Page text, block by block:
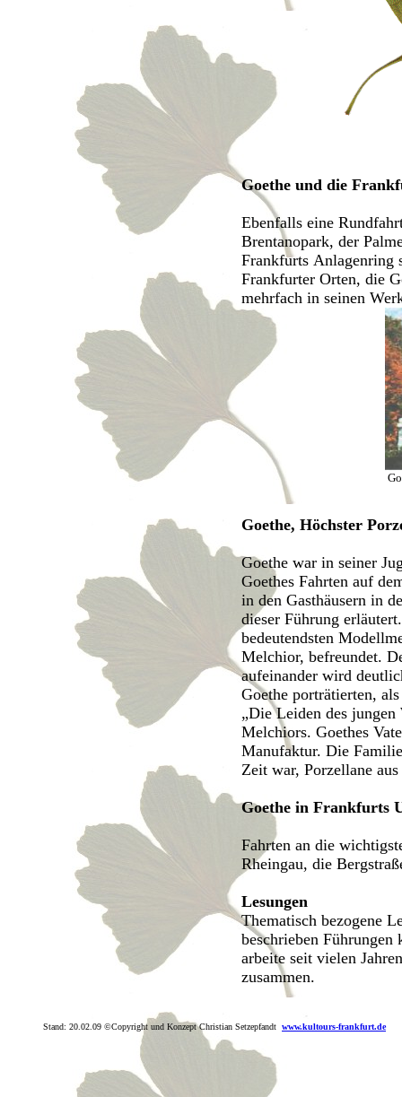
Goethe und die
Ebenfalls eine
Brentanopark, der
Frankfurts Anlagenring
Frankfurter Orten, die
mehrfach in seinen
Goethe, Höchster
Goethe war in seiner
Goethes Fahrten auf
in den Gasthäusern in
dieser Führung
bedeutendsten
Melchior, befreundet.
aufeinander wird
Goethe porträtierten,
„Die Leiden des jungen
Melchiors. Goethes
Manufaktur. Die
Zeit war, Porzellane
Goethe in Frankfurts
Fahrten an die
Rheingau, die
Lesungen
Thematisch bezogene
beschrieben
arbeite seit vielen
zusammen.
Stand: 20.02.09 ©Copyright und Konzept Christian Setzepfandt www.kultours-frankfurt.de